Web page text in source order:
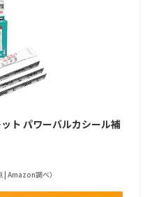
ト パワーバルカシール補
| Amazon調べ）